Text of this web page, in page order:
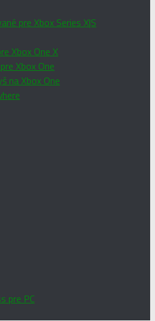
pre Xbox Series X|S
Xbox One X
Xbox One
na Xbox One
pre PC